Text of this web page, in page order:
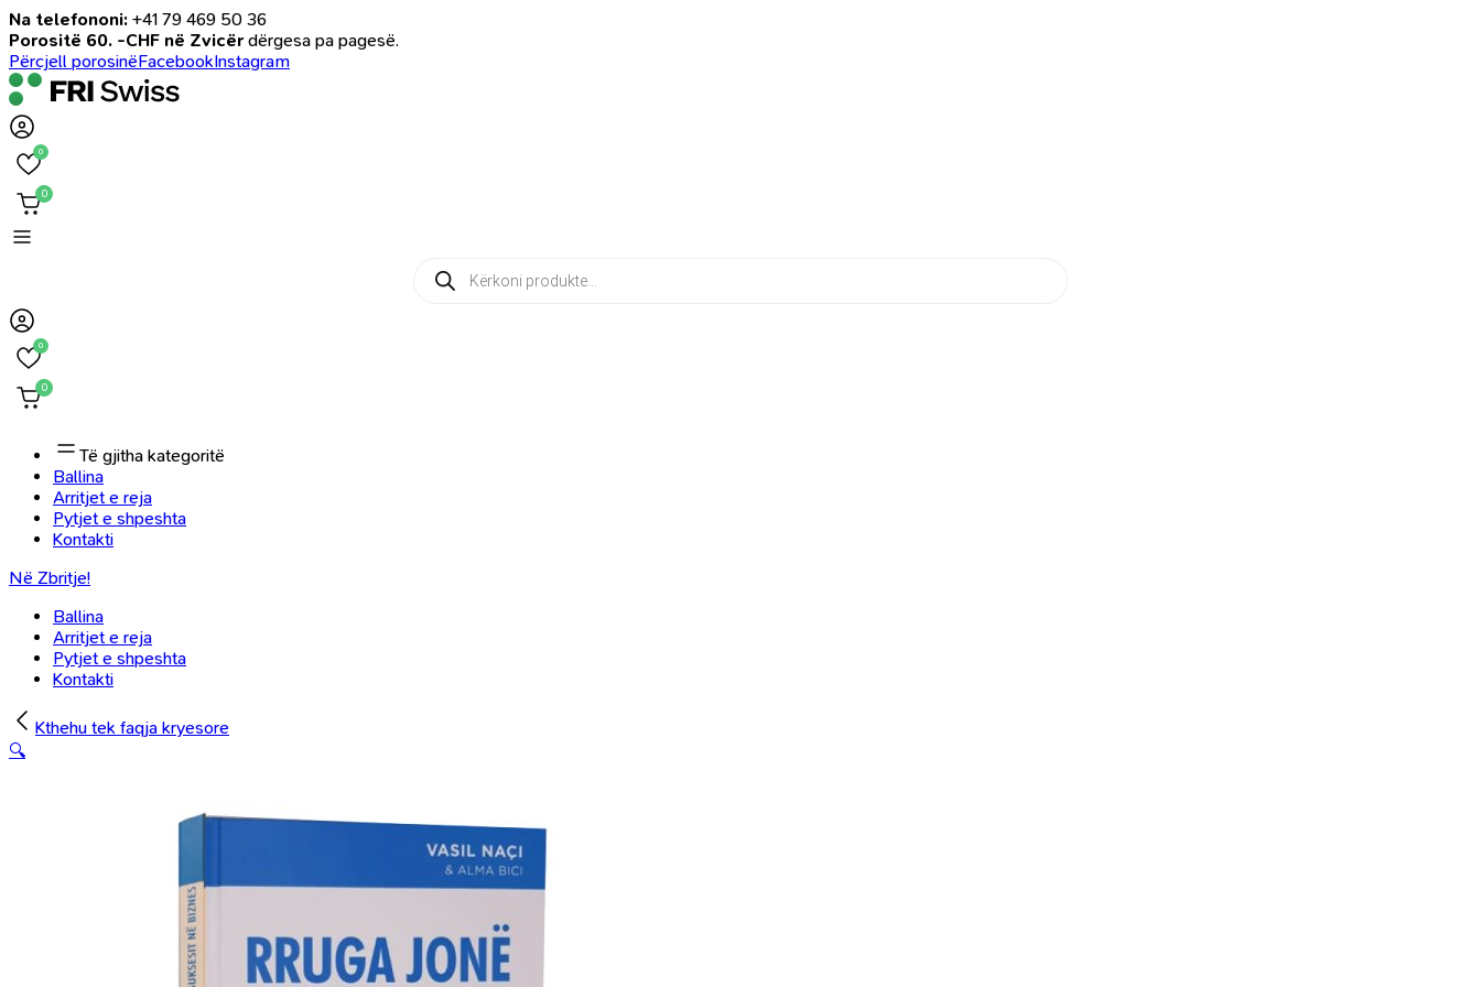
Na telefononi: +41 79 469 50 36
Porositë 60. -CHF në Zvicër dërgesa pa pagesë.
Përcjell porosinëFacebookInstagram
0
0
Products
search
0
0
Të gjitha kategoritë
Ballina
Arritjet e reja
Pytjet e shpeshta
Kontakti
Në Zbritje!
Ballina
Arritjet e reja
Pytjet e shpeshta
Kontakti
Kthehu tek faqja kryesore
🔍